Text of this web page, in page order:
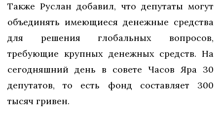
Также Руслан добавил, что депутаты могут
объединять имеющиеся денежные средства
для решения глобальных вопросов,
требующие крупных денежных средств. На
сегодняшний день в совете Часов Яра 30
депутатов, то есть фонд составляет 300
тысяч гривен.